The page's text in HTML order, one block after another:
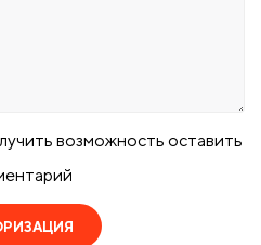
возможность оставить